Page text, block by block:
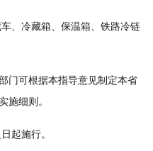
冷藏箱、保温箱、铁路冷链
可根据本指导意见制定本省
施细则。
起施行。